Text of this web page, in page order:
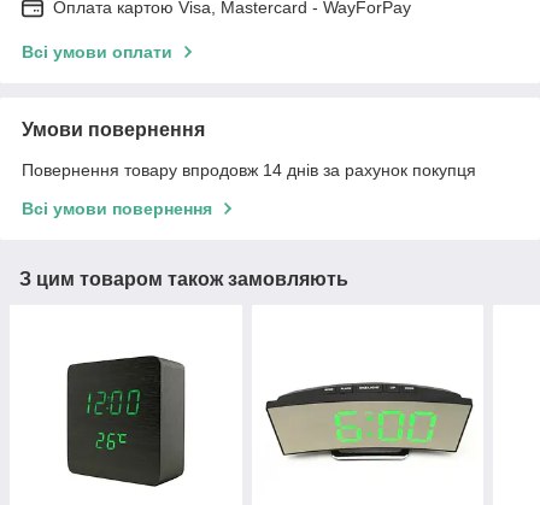
Оплата картою Visa, Mastercard - WayForPay
Всі умови оплати
Умови повернення
Повернення товару впродовж 14 днів за рахунок покупця
Всі умови повернення
З цим товаром також замовляють